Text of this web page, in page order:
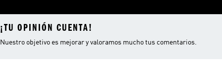
¡TU OPINIÓN CUENTA!
Nuestro objetivo es mejorar y valoramos mucho tus comentarios.